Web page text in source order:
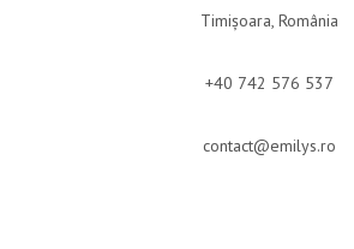
Timișoara, România
+40 742 576 537
contact@emilys.ro